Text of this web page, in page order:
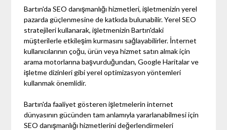
Bartın'da SEO danışmanlığı hizmetleri, işletmenizin yerel
pazarda güçlenmesine de katkıda bulunabilir. Yerel SEO
stratejileri kullanarak, işletmenizin Bartın'daki
müşterilerle etkileşim kurmasını sağlayabilirler. İnternet
kullanıcılarının çoğu, ürün veya hizmet satın almak için
arama motorlarına başvurduğundan, Google Haritalar ve
işletme dizinleri gibi yerel optimizasyon yöntemleri
kullanmak önemlidir.
Bartın'da faaliyet gösteren işletmelerin internet
dünyasının gücünden tam anlamıyla yararlanabilmesi için
SEO danışmanlığı hizmetlerini değerlendirmeleri